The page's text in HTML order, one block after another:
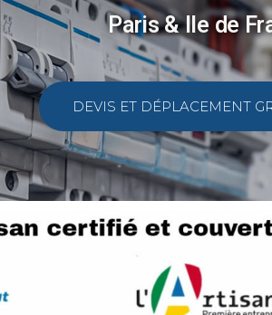
Paris & Ile de
DEVIS ET DÉPLACEMENT